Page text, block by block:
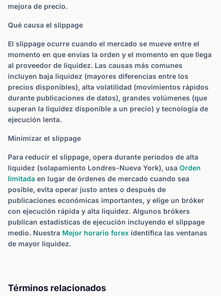
mejora de precio.
Qué causa el slippage
El slippage ocurre cuando el mercado se mueve entre el
momento en que envías la orden y el momento en que llega
al proveedor de liquidez. Las causas más comunes
incluyen baja liquidez (mayores diferencias entre los
precios disponibles), alta volatilidad (movimientos rápidos
durante publicaciones de datos), grandes volúmenes (que
superan la liquidez disponible a un precio) y tecnología de
ejecución lenta.
Minimizar el slippage
Para reducir el slippage, opera durante períodos de alta
liquidez (solapamiento Londres-Nueva York), usa Orden
limitada en lugar de órdenes de mercado cuando sea
posible, evita operar justo antes o después de
publicaciones económicas importantes, y elige un bróker
con ejecución rápida y alta liquidez. Algunos brókers
publican estadísticas de ejecución incluyendo el slippage
medio. Nuestra Mejor horario forex identifica las ventanas
de mayor liquidez.
Términos relacionados